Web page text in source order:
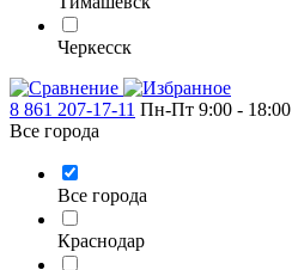
Черкесск
8 861 207-17-11 Пн-Пт 9:00 - 18:00
Все города
Все города
Краснодар